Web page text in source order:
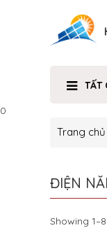
TẤT
0
Trang chủ
ĐIỆN
Showing